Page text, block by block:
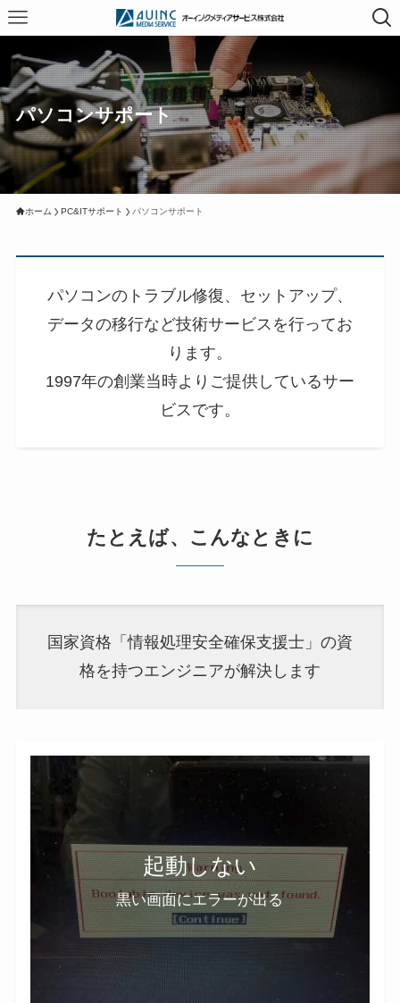
パソコンサポート
ホーム PC&ITサポート パソコンサポート
パソコンのトラブル修復、セットアップ、
データの移行など技術サービスを行ってお
ります。
1997年の創業当時よりご提供しているサー
ビスです。
たとえば、こんなときに
国家資格「情報処理安全確保支援士」の資
格を持つエンジニアが解決します
起動しない
黒い画面にエラーが出る